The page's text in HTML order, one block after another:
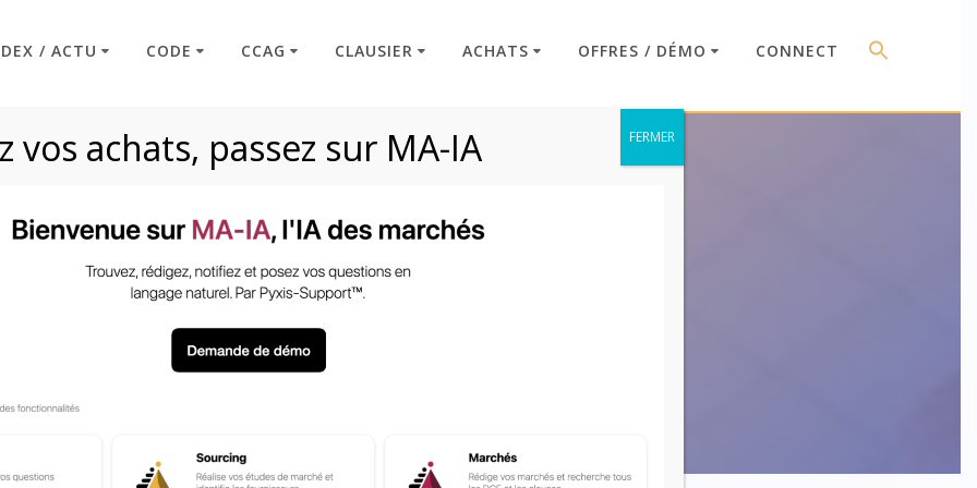
/ ACTU CODE CCAG CLAUSIER ACHATS OFFRES / DÉMO CONNECT
des offres – notation
Code : Commande Publique
vos achats, passez sur MA-IA FERMER